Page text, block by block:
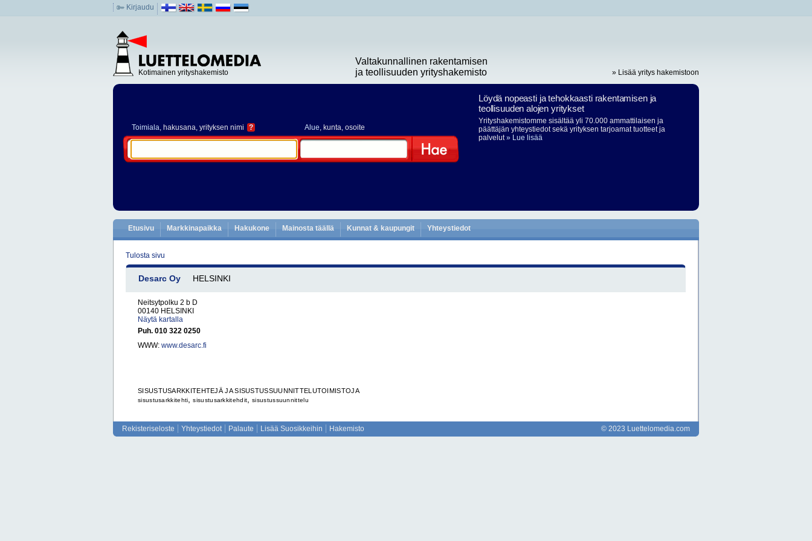
Kirjaudu
Kotimainen yrityshakemisto
Valtakunnallinen rakentamisen
ja teollisuuden yrityshakemisto
» Lisää yritys hakemistoon
Toimiala, hakusana, yrityksen nimi ? Alue, kunta, osoite
Löydä nopeasti ja tehokkaasti rakentamisen ja
teollisuuden alojen yritykset
Yrityshakemistomme sisältää yli 70.000 ammattilaisen ja
päättäjän yhteystiedot sekä yrityksen tarjoamat tuotteet ja
palvelut» Lue lisää
Etusivu Markkinapaikka Hakukone Mainosta täällä Kunnat & kaupungit Yhteystiedot
Tulosta sivu
Desarc Oy HELSINKI
Neitsytpolku 2 b D
00140 HELSINKI
Näytä kartalla
Puh. 010 322 0250
WWW: www.desarc.fi
SISUSTUSARKKITEHTEJÄ JA SISUSTUSSUUNNITTELUTOIMISTOJA
sisustusarkkitehti ,sisustusarkkitehdit ,sisustussuunnittelu
Rekisteriseloste Yhteystiedot Palaute Lisää Suosikkeihin Hakemisto © 2023 Luettelomedia.com